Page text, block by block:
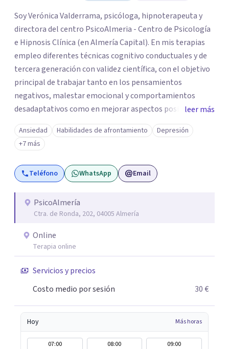
Soy Verónica Valderrama, psicóloga, hipnoterapeuta y
directora del centro PsicoAlmeria - Centro de Psicología
e Hipnosis Clínica (en Almería Capital). En mis terapias
empleo diferentes técnicas cognitivo conductuales y de
tercera generación con validez científica, con el objetivo
principal de trabajar tanto en los pensamientos
negativos, malestar emocional y comportamientos
desadaptativos como en mejorar aspectos positivos,
habilidades y desarrollo personal. ¡Tus objetivos son los
míos y juntos los alcanzaremos!. Mi objetivo principal es
que consigas el bienestar y equilibrio que buscas, siendo
consciente de que cada persona es diferente y por ello
inicialmente realizaremos una adecuada evaluación para
personalizado. Utilizo diferentes técnicas psicológicas
aunque mi especialidad es la hipnosis clínica, como
eficacia, reduciendo el tiempo de tratamiento y
consiguiendo cambios positivos desde la primera sesión.
¿Tienes dudas de cómo enfocaré tu problema o situación?
momento de dar el paso a una nueva etapa en tu vida.
leer más
Ansiedad Habilidades de afrontamiento
Depresión
+7 más
Teléfono WhatsApp Email
PsicoAlmería
Ctra. de Ronda, 202, 04005 Almería
Online
Terapia online
Servicios y precios
Costo medio por sesión
30 €
Hoy Más horas
07:00 08:00
09:00